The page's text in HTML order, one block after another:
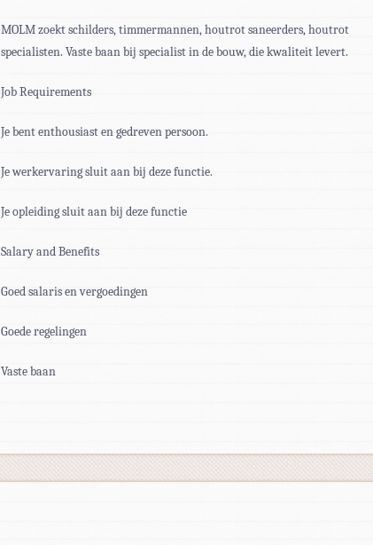
MOLM zoekt schilders, timmermannen, houtrot saneerders, houtrot
specialisten. Vaste baan bij specialist in de bouw, die kwaliteit levert.
Job Requirements
Je bent enthousiast en gedreven persoon.
Je werkervaring sluit aan bij deze functie.
Je opleiding sluit aan bij deze functie
Salary and Benefits
Goed salaris en vergoedingen
Goede regelingen
Vaste baan